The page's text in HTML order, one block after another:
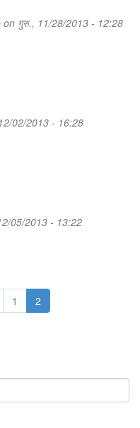
on गुरु., 11/28/2013 - 12:28
02/2013 - 16:28
05/2013 - 13:22
1 2